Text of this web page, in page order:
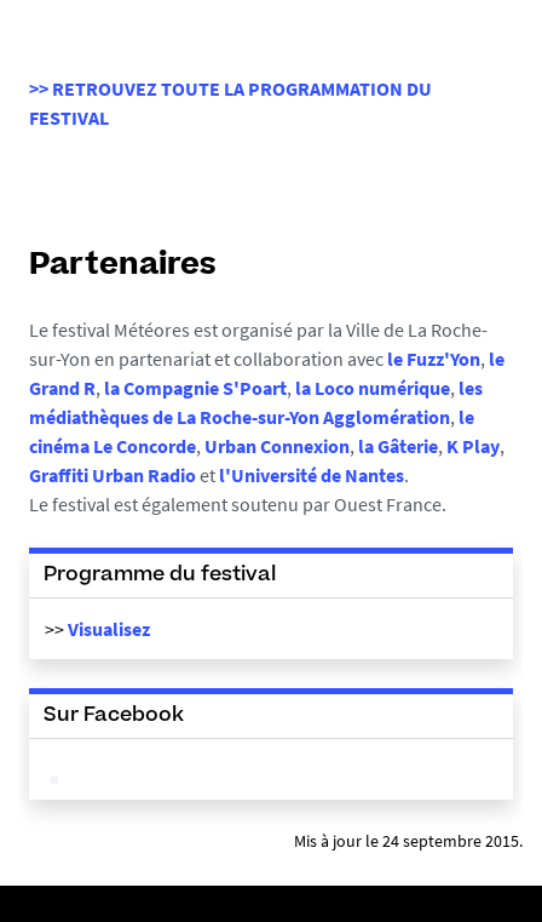
_
1
9
0
0
3
.
p
>> RETROUVEZ TOUTE LA PROGRAMMATION DU
FESTIVAL
Partenaires
Le festival Météores est organisé par la Ville de La Roche-
sur-Yon en partenariat et collaboration avec le Fuzz'Yon, le
Grand R, la Compagnie S'Poart, la Loco numérique, les
médiathèques de La Roche-sur-Yon Agglomération, le
cinéma Le Concorde, Urban Connexion, la Gâterie, K Play,
Graffiti Urban Radioet l'Université de Nantes.
Le festival est également soutenu par Ouest France.
Programme du festival
>>Visualisez
Sur Facebook
Mis à jour le 24 septembre 2015.